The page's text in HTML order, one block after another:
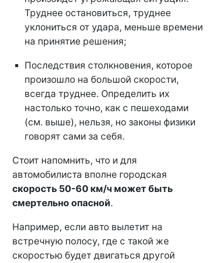
Труднее остановиться, труднее
уклониться от удара, меньше времени
на принятие решения;
Последствия столкновения, которое
произошло на большой скорости,
всегда труднее. Определить их
настолько точно, как с пешеходами
(см. выше), нельзя, но законы физики
говорят сами за себя.
Стоит напомнить, что и для
автомобилиста вполне городская
скорость 50-60 км/ч может быть
смертельно опасной.
Например, если авто вылетит на
встречную полосу, где с такой же
скоростью будет двигаться другой